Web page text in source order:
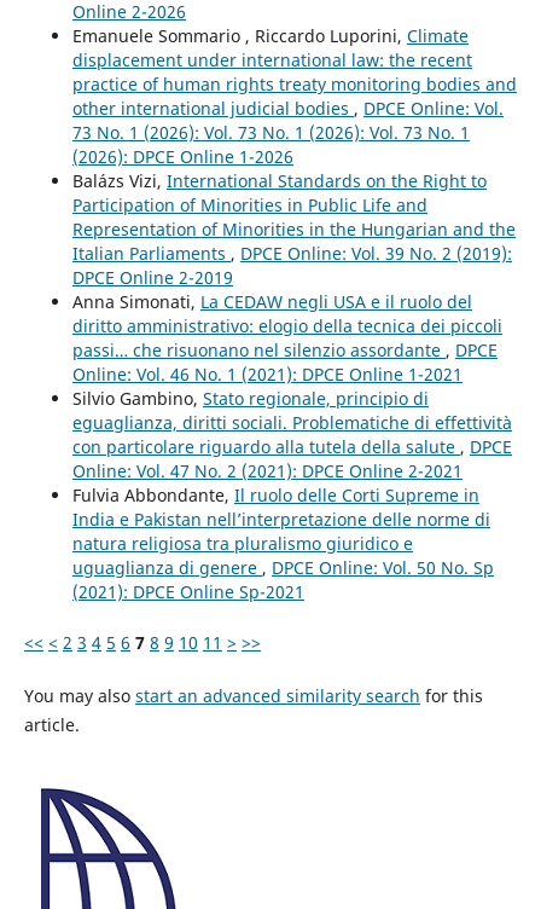
Online 2-2026
Emanuele Sommario , Riccardo Luporini, Climate
displacement under international law: the recent
practice of human rights treaty monitoring bodies and
other international judicial bodies , DPCE Online: Vol.
73 No. 1 (2026): Vol. 73 No. 1 (2026): Vol. 73 No. 1
(2026): DPCE Online 1-2026
Balázs Vizi, International Standards on the Right to
Participation of Minorities in Public Life and
Representation of Minorities in the Hungarian and the
Italian Parliaments , DPCE Online: Vol. 39 No. 2 (2019):
DPCE Online 2-2019
Anna Simonati, La CEDAW negli USA e il ruolo del
diritto amministrativo: elogio della tecnica dei piccoli
passi… che risuonano nel silenzio assordante , DPCE
Online: Vol. 46 No. 1 (2021): DPCE Online 1-2021
Silvio Gambino, Stato regionale, principio di
eguaglianza, diritti sociali. Problematiche di effettività
con particolare riguardo alla tutela della salute , DPCE
Online: Vol. 47 No. 2 (2021): DPCE Online 2-2021
Fulvia Abbondante, Il ruolo delle Corti Supreme in
India e Pakistan nell’interpretazione delle norme di
natura religiosa tra pluralismo giuridico e
uguaglianza di genere , DPCE Online: Vol. 50 No. Sp
(2021): DPCE Online Sp-2021
<< < 2 3 4 5 6 7 8 9 10 11 > >>
You may also start an advanced similarity search for this
article.